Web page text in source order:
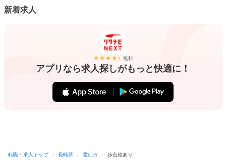
新着求人
無料
アプリなら求人探しがもっと快適に！
転職・求人トップ / 長崎県 / 雲仙市 / 歩合給あり